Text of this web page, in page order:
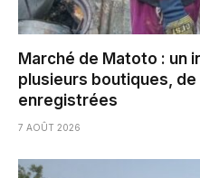
Marché de Matoto : un
plusieurs boutiques,
enregistrées
7 AOÛT 2026